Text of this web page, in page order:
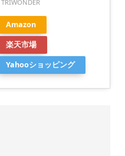
TRIWONDER
Amazon
楽天市場
Yahooショッピング